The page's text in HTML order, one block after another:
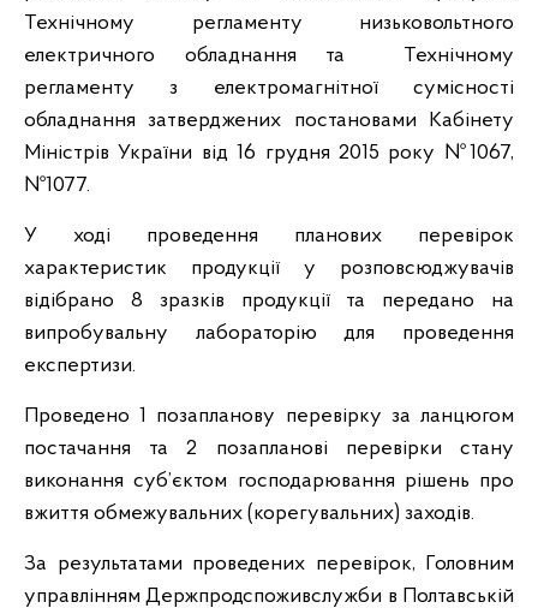
Технічному регламенту низьковольтного
електричного обладнання та Технічному
регламенту з електромагнітної сумісності
обладнання затверджених постановами Кабінету
Міністрів України від 16 грудня 2015 року №1067,
№1077.
У ході проведення планових перевірок
характеристик продукції у розповсюджувачів
відібрано 8 зразків продукції та передано на
випробувальну лабораторію для проведення
експертизи.
Проведено 1 позапланову перевірку за ланцюгом
постачання та 2 позапланові перевірки стану
виконання суб’єктом господарювання рішень про
вжиття обмежувальних (корегувальних) заходів.
За результатами проведених перевірок, Головним
управлінням Держпродспоживслужби в Полтавській